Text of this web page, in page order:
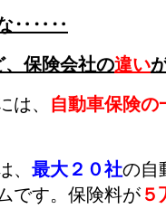
な‥‥‥
、保険会社の違い
は、 自動車保険の
、 最大２０社の自
です。 保険料が ５